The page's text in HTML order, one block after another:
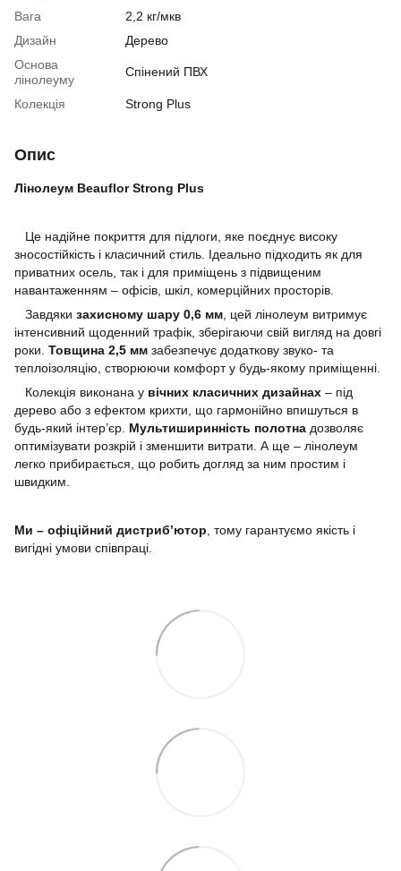
Вага
2,2 кг/мкв
Дизайн
Дерево
Основа
лінолеуму
Спінений ПВХ
Колекція Strong Plus
Опис
Лінолеум Beauflor Strong Plus
Це надійне покриття для підлоги, яке поєднує високу
зносостійкість і класичний стиль. Ідеально підходить як для
приватних осель, так і для приміщень з підвищеним
навантаженням – офісів, шкіл, комерційних просторів.
Завдяки захисному шару 0,6 мм , цей лінолеум витримує
інтенсивний щоденний трафік, зберігаючи свій вигляд на довгі
роки. Товщина 2,5 мм забезпечує додаткову звуко- та
теплоізоляцію, створюючи комфорт у будь-якому приміщенні.
Колекція виконана у вічних класичних дизайнах – під
дерево або з ефектом крихти, що гармонійно впишуться в
будь-який інтер’єр. Мультиширинність полотна дозволяє
оптимізувати розкрій і зменшити витрати. А ще – лінолеум
легко прибирається, що робить догляд за ним простим і
швидким.
Ми – офіційний дистриб’ютор , тому гарантуємо якість і
вигідні умови співпраці.